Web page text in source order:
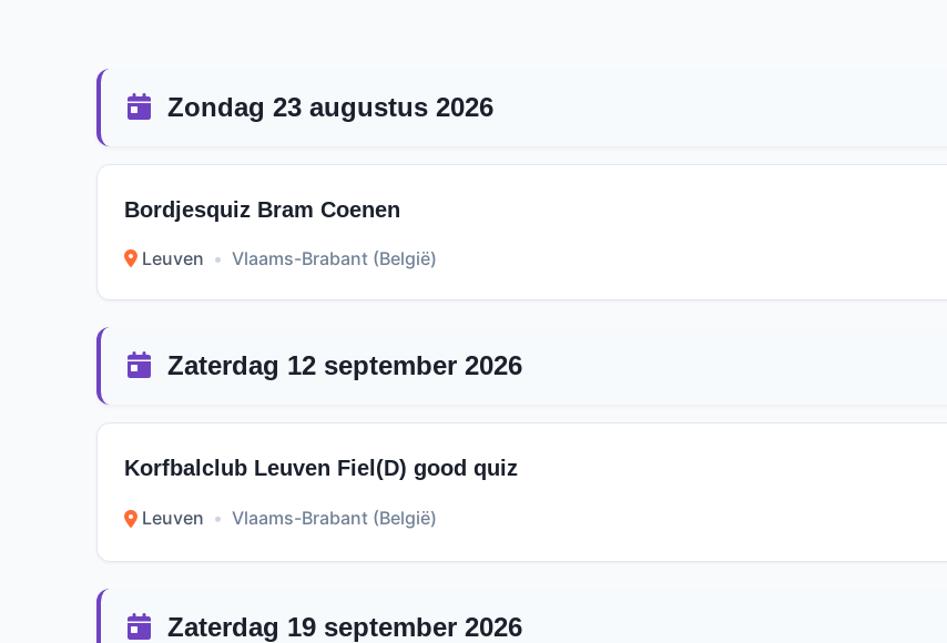
Zondag 23 augustus 2026
Bordjesquiz Bram Coenen
Leuven • Vlaams-Brabant (België)
Zaterdag 12 september 2026
Korfbalclub Leuven Fiel(D) good quiz
Leuven • Vlaams-Brabant (België)
Zaterdag 19 september 2026